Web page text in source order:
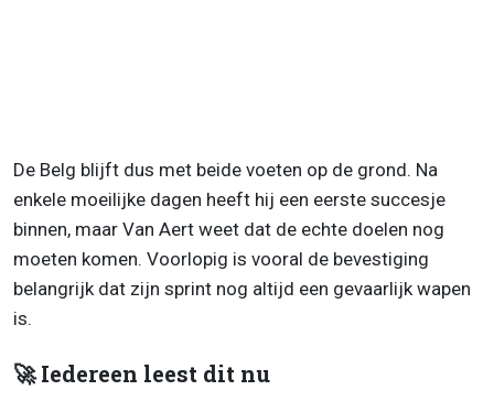
De Belg blijft dus met beide voeten op de grond. Na
enkele moeilijke dagen heeft hij een eerste succesje
binnen, maar Van Aert weet dat de echte doelen nog
moeten komen. Voorlopig is vooral de bevestiging
belangrijk dat zijn sprint nog altijd een gevaarlijk wapen
is.
🚀 Iedereen leest dit nu